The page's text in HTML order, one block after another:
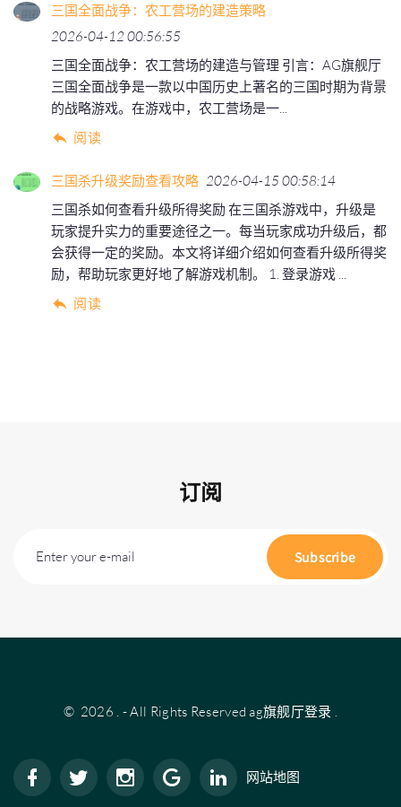
三国全面战争：农工营场的建造策略
2026-04-12 00:56:55
三国全面战争：农工营场的建造与管理 引言：AG旗舰厅
三国全面战争是一款以中国历史上著名的三国时期为背景
的战略游戏。在游戏中，农工营场是一...
阅读
三国杀升级奖励查看攻略 2026-04-15 00:58:14
三国杀如何查看升级所得奖励 在三国杀游戏中，升级是
玩家提升实力的重要途径之一。每当玩家成功升级后，都
会获得一定的奖励。本文将详细介绍如何查看升级所得奖
励，帮助玩家更好地了解游戏机制。 1. 登录游戏 ...
阅读
订阅
Enter your e-mail Subscribe
© 2026 . - All Rights Reservedag旗舰厅登录 .
网站地图